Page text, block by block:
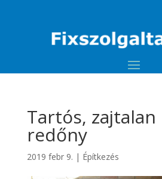
Tartós,
redőny
2019 febr 9. | Építkezés